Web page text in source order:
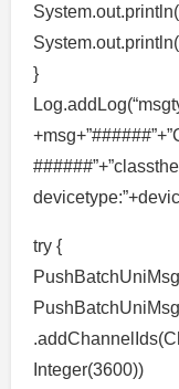
}
try {
Integer(3600))